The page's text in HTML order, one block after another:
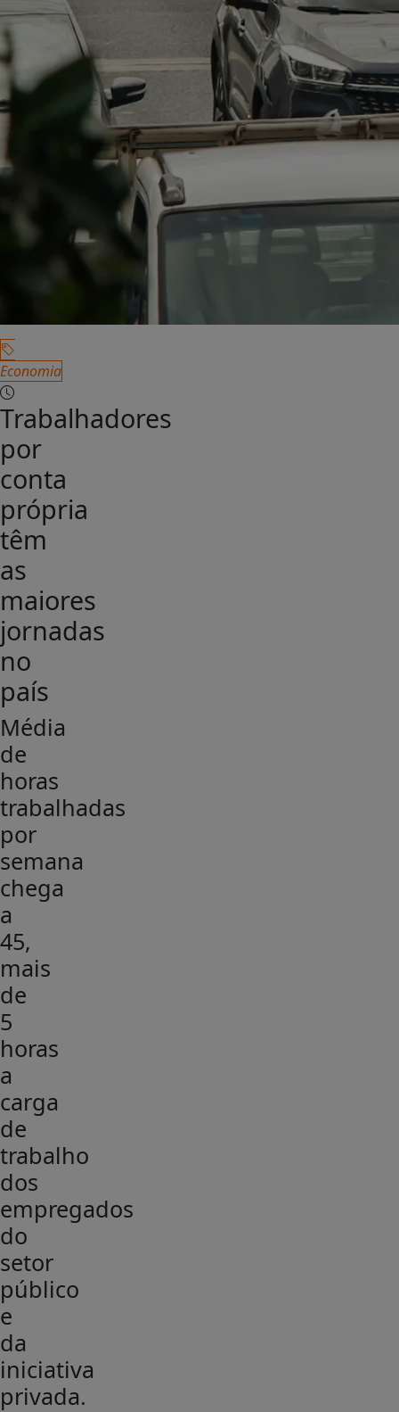
Economia
Trabalhadores
por
conta
própria
têm
as
maiores
jornadas
no
país
Média
de
horas
trabalhadas
por
semana
chega
a
45,
mais
de
5
horas
a
carga
de
trabalho
dos
empregados
do
setor
público
e
da
iniciativa
privada.